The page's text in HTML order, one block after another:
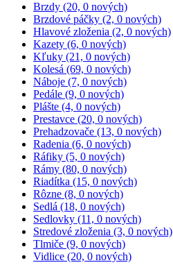
Brzdy (20, 0 nových)
Brzdové páčky (2, 0 nových)
Hlavové zloženia (2, 0 nových)
Kazety (6, 0 nových)
Kľuky (21, 0 nových)
Kolesá (69, 0 nových)
Náboje (7, 0 nových)
Pedále (9, 0 nových)
Plášte (4, 0 nových)
Prestavce (20, 0 nových)
Prehadzovače (13, 0 nových)
Radenia (6, 0 nových)
Ráfiky (5, 0 nových)
Rámy (80, 0 nových)
Riadítka (15, 0 nových)
Rôzne (8, 0 nových)
Sedlá (18, 0 nových)
Sedlovky (11, 0 nových)
Stredové zloženia (3, 0 nových)
Tlmiče (9, 0 nových)
Vidlice (20, 0 nových)